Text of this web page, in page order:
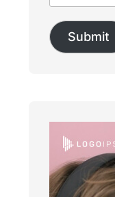
Submit